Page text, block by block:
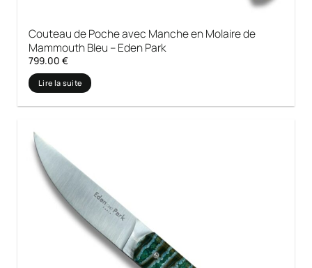
Couteau de Poche avec Manche en Molaire de
Mammouth Bleu – Eden Park
799.00€
Lire la suite